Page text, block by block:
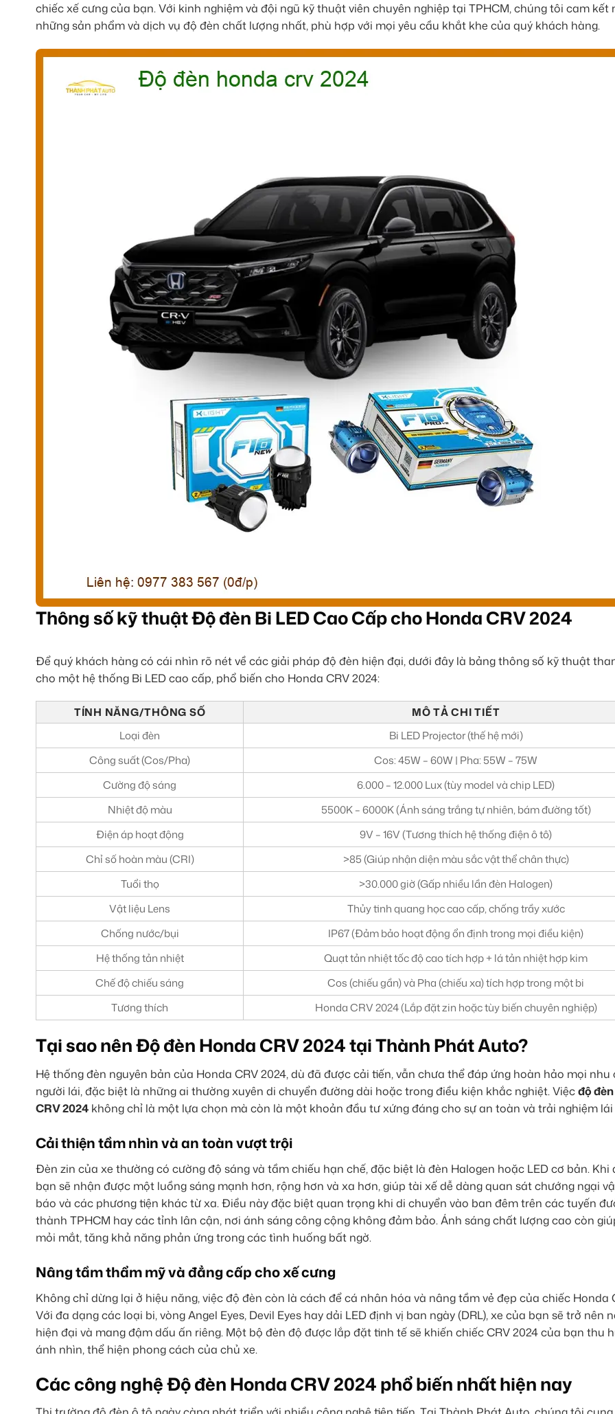
chiếc xế cưng của bạn. Với kinh nghiệm và đội ngũ kỹ thuật viên chuyên nghiệp tại TPHCM, chúng tôi cam kết
những sản phẩm và dịch vụ độ đèn chất lượng nhất, phù hợp với mọi yêu cầu khắt khe của quý khách hàng.
Thông số kỹ thuật Độ đèn Bi LED Cao Cấp cho Honda CRV 2024
Để quý khách hàng có cái nhìn rõ nét về các giải pháp độ đèn hiện đại, dưới đây là bảng thông số kỹ thuật
cho một hệ thống Bi LED cao cấp, phổ biến cho Honda CRV 2024:
TÍNH NĂNG/THÔNG SỐ
MÔ TẢ CHI TIẾT
Loại đèn
Bi LED Projector (thế hệ mới)
Công suất (Cos/Pha)
Cos: 45W – 60W | Pha: 55W – 75W
Cường độ sáng
6.000 – 12.000 Lux (tùy model và chip LED)
Nhiệt độ màu
5500K – 6000K (Ánh sáng trắng tự nhiên, bám đường tốt)
Điện áp hoạt động
9V – 16V (Tương thích hệ thống điện ô tô)
Chỉ số hoàn màu (CRI)
>85 (Giúp nhận diện màu sắc vật thể chân thực)
Tuổi thọ
>30.000 giờ (Gấp nhiều lần đèn Halogen)
Vật liệu Lens
Thủy tinh quang học cao cấp, chống trầy xước
Chống nước/bụi
IP67 (Đảm bảo hoạt động ổn định trong mọi điều kiện)
Hệ thống tản nhiệt
Quạt tản nhiệt tốc độ cao tích hợp + lá tản nhiệt hợp kim
Chế độ chiếu sáng
Cos (chiếu gần) và Pha (chiếu xa) tích hợp trong một bi
Tương thích
Honda CRV 2024 (Lắp đặt zin hoặc tùy biến chuyên nghiệp)
Tại sao nên Độ đèn Honda CRV 2024 tại Thành Phát Auto?
Hệ thống đèn nguyên bản của Honda CRV 2024, dù đã được cải tiến, vẫn chưa thể đáp ứng hoàn hảo mọi nhu
người lái, đặc biệt là những ai thường xuyên di chuyển đường dài hoặc trong điều kiện khắc nghiệt. Việcđộ
CRV 2024 không chỉ là một lựa chọn mà còn là một khoản đầu tư xứng đáng cho sự an toàn và trải nghiệm lái
Cải thiện tầm nhìn và an toàn vượt trội
Đèn zin của xe thường có cường độ sáng và tầm chiếu hạn chế, đặc biệt là đèn Halogen hoặc LED cơ bản. Khi
bạn sẽ nhận được một luồng sáng mạnh hơn, rộng hơn và xa hơn, giúp tài xế dễ dàng quan sát chướng ngại
báo và các phương tiện khác từ xa. Điều này đặc biệt quan trọng khi di chuyển vào ban đêm trên các tuyến
thành TPHCM hay các tỉnh lân cận, nơi ánh sáng công cộng không đảm bảo. Ánh sáng chất lượng cao còn
mỏi mắt, tăng khả năng phản ứng trong các tình huống bất ngờ.
Nâng tầm thẩm mỹ và đẳng cấp cho xế cưng
Không chỉ dừng lại ở hiệu năng, việc độ đèn còn là cách để cá nhân hóa và nâng tầm vẻ đẹp của chiếc Honda
Với đa dạng các loại bi, vòng Angel Eyes, Devil Eyes hay dải LED định vị ban ngày (DRL), xe của bạn sẽ trở nên
hiện đại và mang đậm dấu ấn riêng. Một bộ đèn độ được lắp đặt tinh tế sẽ khiến chiếc CRV 2024 của bạn thu
ánh nhìn, thể hiện phong cách của chủ xe.
Các công nghệ Độ đèn Honda CRV 2024 phổ biến nhất hiện nay